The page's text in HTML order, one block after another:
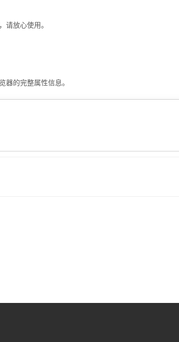
放心使用。
的完整属性信息。